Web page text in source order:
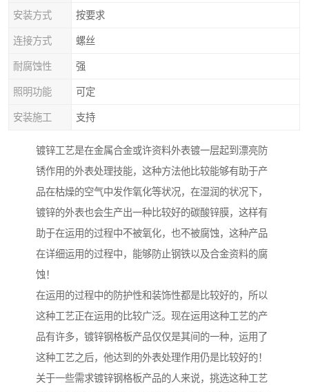
安装方式 按要求
连接方式 螺丝
耐腐蚀性 强
照明功能 可定
安装施工 支持
镀锌工艺是在金属合金或许资料外表镀一层起到漂亮防
锈作用的外表处理技能，这种方法他比较能够有助于产
品在枯燥的空气中发作氧化等状况，在湿润的状况下，
镀锌的外表也会生产出一种比较好的碳酸锌膜，这样有
助于在运用的过程中不被氧化，也不被腐蚀，这种产品
在详细运用的过程中，能够防止钢铁以及合金资料的腐
蚀！
在运用的过程中的防护性和装饰性都是比较好的，所以
这种工艺正在运用的比较广泛。现在运用这种工艺的产
品有许多，镀锌钢格板产品仅仅是其间的一种，运用了
这种工艺之后，他达到的外表处理作用仍是比较好的！
关于一些需求镀锌钢格板产品的人来说，挑选这种工艺